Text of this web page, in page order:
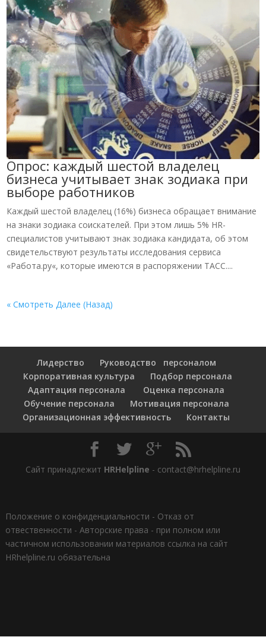
Опрос: каждый шестой владелец
бизнеса учитывает знак зодиака при
выборе работников
Каждый шестой владелец (16%) бизнеса обращает внимание
на знаки зодиака соискателей. При этом лишь 5% HR-
специалистов учитывают знак зодиака кандидата, об этом
свидетельствуют результаты исследования сервиса
«Работа.ру«, которые имеются в распоряжении ТАСС....
« Смотреть Далее (Назад)
Лидерство
Руководство персоналом
Корпоративная культура
Подбор персонала
Адаптация персонала
Оценка персонала
Обучение персонала
Мотивация персонала
Организационная эффективность
Контакты
Сайт принадлежит HRHelpline - contact@hrhelpline.ru
Положение о конфиденциальности - Отказ от
отвественности - Авторские права - при полном или
частичном использовании материалов ссылка на сайт
HRhelpline.ru обязательна